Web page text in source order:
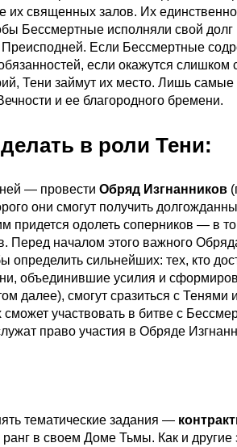
их священных залов. Их
Бессмертные исполняли свой
Если Бессмертные
если окажутся слишком
Тени займут их место. Лишь самые
и ее благородного бремени.
в роли Тени:
— провести Обряд Изгнанников
они смогут получить
придется одолеть соперников — в
Перед началом этого важного
определить сильнейших: тех, кто
объединившие усилия и
далее), смогут сразиться с
сможет участвовать в битве с
право участия в Обряде
тематические задания —
в своем Доме Тьмы. Как и другие